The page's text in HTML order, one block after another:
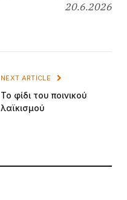
20.6.2026
NEXT ARTICLE
Το φίδι του ποινικού
λαϊκισμού